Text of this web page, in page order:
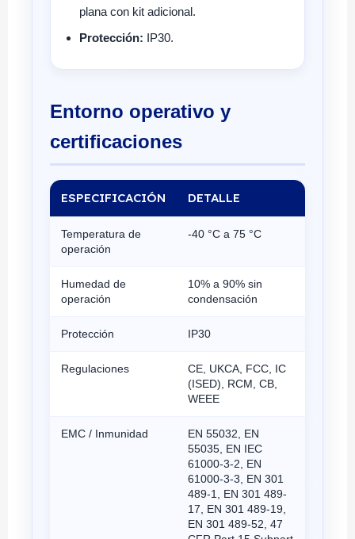
plana con kit adicional.
Protección: IP30.
Entorno operativo y
certificaciones
ESPECIFICACIÓN DETALLE
Temperatura de
operación
-40 °C a 75 °C
Humedad de
operación
10% a 90% sin
condensación
Protección IP30
Regulaciones
CE, UKCA, FCC, IC
(ISED), RCM, CB,
WEEE
EMC / Inmunidad
EN 55032, EN
55035, EN IEC
61000-3-2, EN
61000-3-3, EN 301
489-1, EN 301 489-
17, EN 301 489-19,
EN 301 489-52, 47